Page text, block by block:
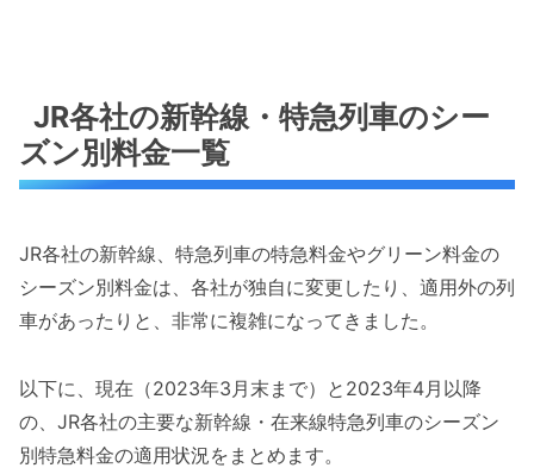
JR各社の新幹線・特急列車のシー
ズン別料金一覧
JR各社の新幹線、特急列車の特急料金やグリーン料金の
シーズン別料金は、各社が独自に変更したり、適用外の列
車があったりと、非常に複雑になってきました。
以下に、現在（2023年3月末まで）と2023年4月以降
の、JR各社の主要な新幹線・在来線特急列車のシーズン
別特急料金の適用状況をまとめます。